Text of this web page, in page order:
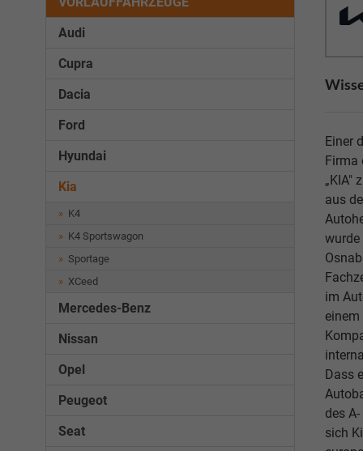
Einer
Firma
„KIA"
aus
wurde
im
Dass
des
sich
Audi
Cupra
Dacia
Ford
Hyundai
Kia
K4
K4 Sportswagon
Sportage
XCeed
Mercedes-Benz
Nissan
Opel
Peugeot
Seat